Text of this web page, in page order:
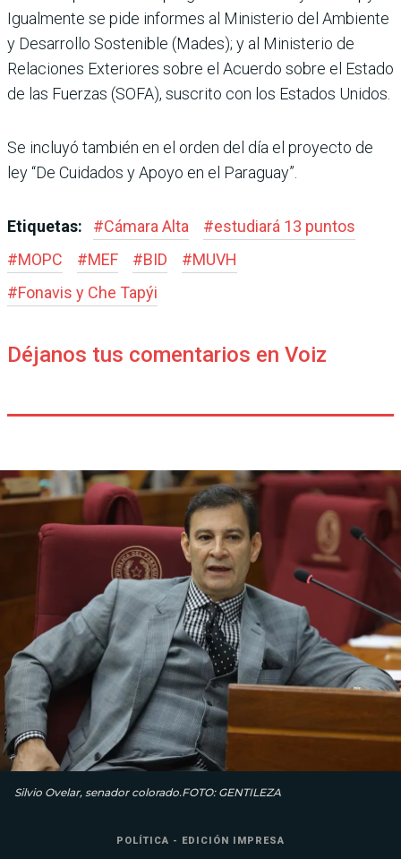
Igualmente se pide informes al Ministerio del Ambiente
y Desarrollo Sostenible (Mades); y al Ministerio de
Relaciones Exteriores sobre el Acuerdo sobre el Estado
de las Fuerzas (SOFA), suscrito con los Estados Unidos.
Se incluyó también en el orden del día el proyecto de
ley “De Cuidados y Apoyo en el Paraguay”.
Etiquetas: #Cámara Alta #estudiará 13 puntos
#MOPC #MEF #BID #MUVH
#Fonavis y Che Tapýi
Déjanos tus comentarios en Voiz
Silvio Ovelar, senador colorado.FOTO: GENTILEZA
POLÍTICA - EDICIÓN IMPRESA